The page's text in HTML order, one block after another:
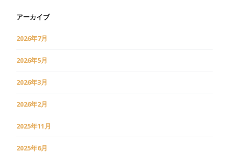
アーカイブ
2026年7月
2026年5月
2026年3月
2026年2月
2025年11月
2025年6月